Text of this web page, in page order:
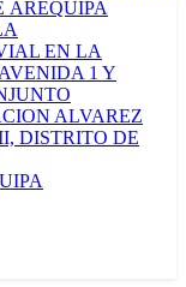
AREQUIPA
EN LA
1 Y
ALVAREZ
DISTRITO DE